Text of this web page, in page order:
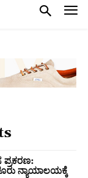
ಪ್ರಕರಣ:
ನ್ಯಾಯಾಲಯಕ್ಕೆ